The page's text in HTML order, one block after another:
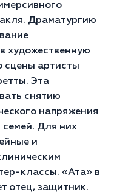
Драматургию
художественную
сцены артисты
Эта
снятию
напряжения
семей. Для них
и
классы. «Ата» в
отец, защитник.